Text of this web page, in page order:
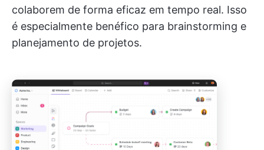
colaborem de forma eficaz em tempo real. Isso
é especialmente benéfico para brainstorming e
planejamento de projetos.